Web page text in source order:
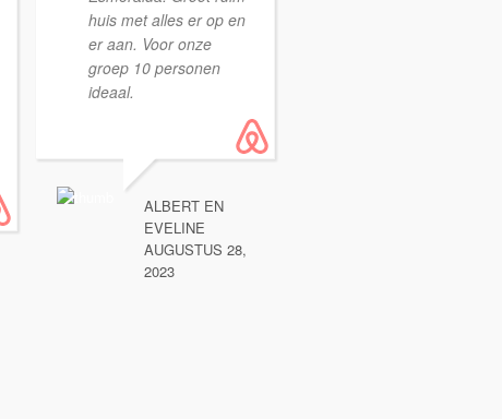
huis met alles er op en
er aan. Voor onze
groep 10 personen
ideaal.
ALBERT EN
EVELINE
AUGUSTUS 28,
2023